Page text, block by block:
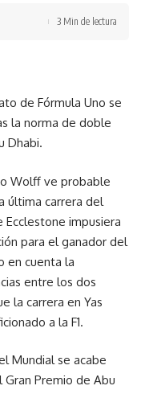
3 Min de lectura
de Fórmula Uno se
la norma de doble
Dhabi.
Wolff ve probable
última carrera del
Ecclestone impusiera
para el ganador del
en cuenta la
entre los dos
la carrera en Yas
a la F1.
Mundial se acabe
Premio de Abu